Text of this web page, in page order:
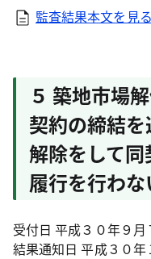
監査結果本文を見
５ 築地市場
契約の締結
解除をして
履行を行わ
受付日 平成３０年９月
結果通知日 平成３０年